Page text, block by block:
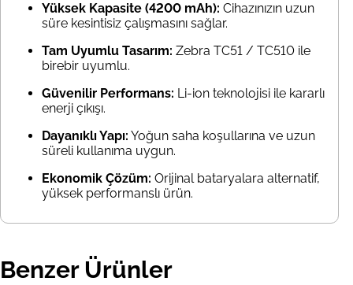
Yüksek Kapasite (4200 mAh): Cihazınızın uzun
süre kesintisiz çalışmasını sağlar.
Tam Uyumlu Tasarım: Zebra TC51 / TC510 ile
birebir uyumlu.
Güvenilir Performans: Li-ion teknolojisi ile kararlı
enerji çıkışı.
Dayanıklı Yapı: Yoğun saha koşullarına ve uzun
süreli kullanıma uygun.
Ekonomik Çözüm: Orijinal bataryalara alternatif,
yüksek performanslı ürün.
Benzer Ürünler